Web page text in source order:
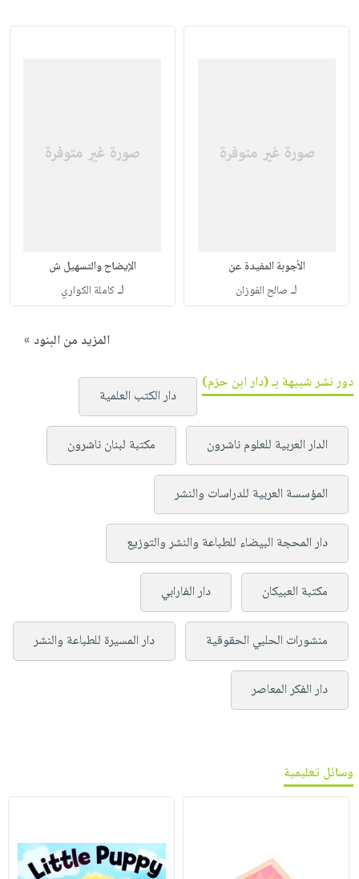
الأجوبة المفيدة عن
لـ صالح الفوزان
الإيضاح والتسهيل ش
لـكاملة الكواري
المزيد من البنود »
دور نشر شبيهة بـ (دار ابن حزم)
دار الكتب العلمية
الدار العربية للعلوم ناشرون مكتبة لبنان ناشرون
المؤسسة العربية للدراسات والنشر
دار المحجة البيضاء للطباعة والنشر والتوزيع
مكتبة العبيكان دار الفارابي
منشورات الحلبي الحقوقية دار المسيرة للطباعة والنشر
دار الفكر المعاصر
وسائل تعليمية